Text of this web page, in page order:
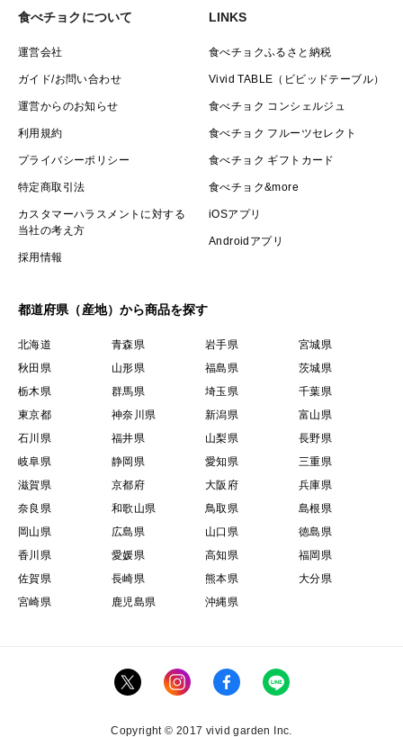
食べチョクについて
運営会社
ガイド/お問い合わせ
運営からのお知らせ
利用規約
プライバシーポリシー
特定商取引法
カスタマーハラスメントに対する
当社の考え方
採用情報
LINKS
食べチョクふるさと納税
Vivid TABLE（ビビッドテーブル）
食べチョク コンシェルジュ
食べチョク フルーツセレクト
食べチョク ギフトカード
食べチョク&more
iOSアプリ
Androidアプリ
都道府県（産地）から商品を探す
北海道 青森県 岩手県
宮城県
秋田県
山形県 福島県
茨城県
栃木県
群馬県 埼玉県
千葉県
東京都
神奈川県 新潟県
富山県
石川県
福井県 山梨県
長野県
岐阜県
静岡県 愛知県
三重県
滋賀県
京都府 大阪府
兵庫県
奈良県
和歌山県 鳥取県
島根県
岡山県
広島県 山口県
徳島県
香川県
愛媛県 高知県
福岡県
佐賀県
長崎県 熊本県
大分県
宮崎県
鹿児島県 沖縄県
Copyright © 2017 vivid garden Inc.